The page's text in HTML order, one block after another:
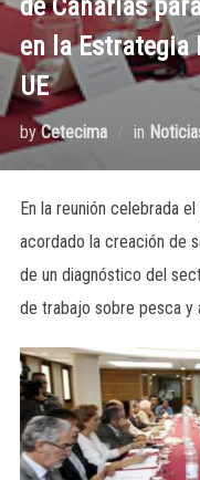
de Canarias
en la
UE
byCetecima in
En la reunión celebrada
acordado la creación de
de un diagnóstico del
de trabajo sobre pesca y